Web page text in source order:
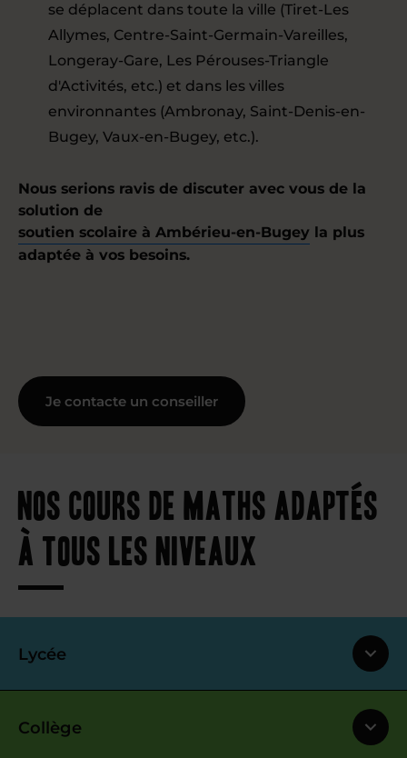
se déplacent dans toute la ville (Tiret-Les
Allymes, Centre-Saint-Germain-Vareilles,
Longeray-Gare, Les Pérouses-Triangle
d'Activités, etc.) et dans les villes
environnantes (Ambronay, Saint-Denis-en-
Bugey, Vaux-en-Bugey, etc.).
Nous serions ravis de discuter avec vous de la
solution de
soutien scolaire à Ambérieu-en-Bugey la plus
adaptée à vos besoins.
Je contacte un conseiller
Nos cours de maths adaptés
à tous les niveaux
Lycée
Collège